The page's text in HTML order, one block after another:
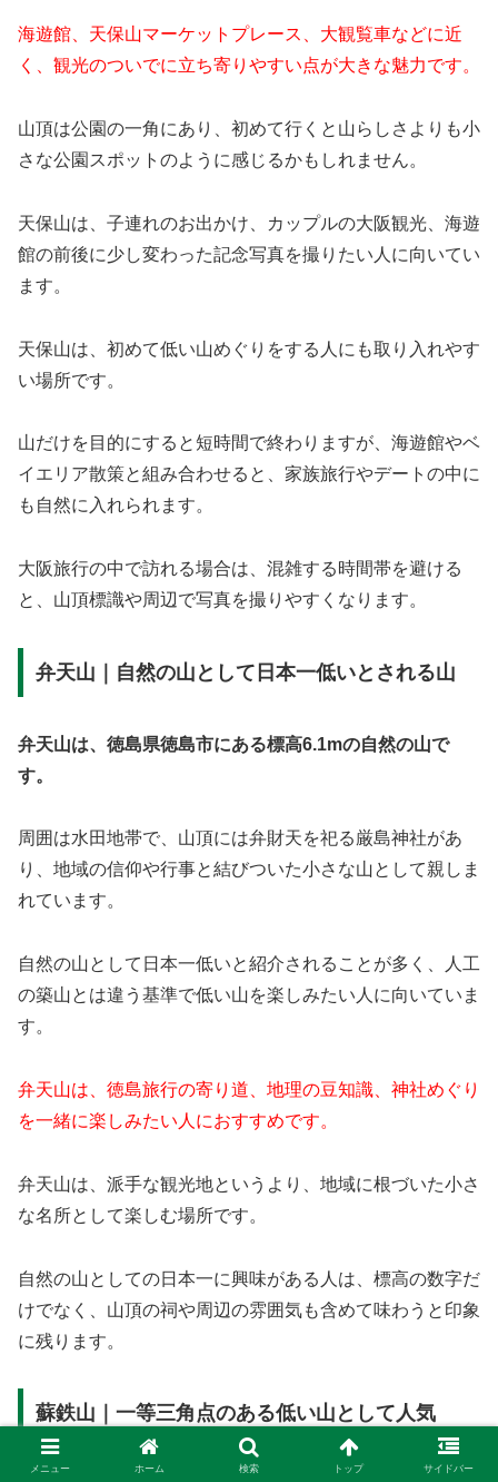
海遊館、天保山マーケットプレース、大観覧車などに近
く、観光のついでに立ち寄りやすい点が大きな魅力です。
山頂は公園の一角にあり、初めて行くと山らしさよりも小
さな公園スポットのように感じるかもしれません。
天保山は、子連れのお出かけ、カップルの大阪観光、海遊
館の前後に少し変わった記念写真を撮りたい人に向いてい
ます。
天保山は、初めて低い山めぐりをする人にも取り入れやす
い場所です。
山だけを目的にすると短時間で終わりますが、海遊館やベ
イエリア散策と組み合わせると、家族旅行やデートの中に
も自然に入れられます。
大阪旅行の中で訪れる場合は、混雑する時間帯を避ける
と、山頂標識や周辺で写真を撮りやすくなります。
弁天山｜自然の山として日本一低いとされる山
弁天山は、徳島県徳島市にある標高6.1mの自然の山で
す。
周囲は水田地帯で、山頂には弁財天を祀る厳島神社があ
り、地域の信仰や行事と結びついた小さな山として親しま
れています。
自然の山として日本一低いと紹介されることが多く、人工
の築山とは違う基準で低い山を楽しみたい人に向いていま
す。
弁天山は、徳島旅行の寄り道、地理の豆知識、神社めぐり
を一緒に楽しみたい人におすすめです。
弁天山は、派手な観光地というより、地域に根づいた小さ
な名所として楽しむ場所です。
自然の山としての日本一に興味がある人は、標高の数字だ
けでなく、山頂の祠や周辺の雰囲気も含めて味わうと印象
に残ります。
蘇鉄山｜一等三角点のある低い山として人気
メニュー ホーム 検索 トップ サイドバー